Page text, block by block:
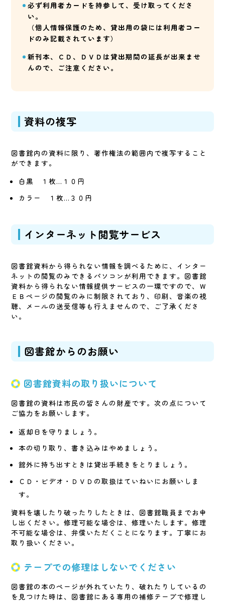
必ず利用者カードを持参して、受け取ってくださ
い。
（個人情報保護のため、貸出用の袋には利用者コー
ドのみ記載されています）
新刊本、ＣＤ、ＤＶＤは貸出期間の延長が出来ませ
んので、ご注意ください。
資料の複写
図書館内の資料に限り、著作権法の範囲内で複写すること
ができます。
白黒 １枚…１０円
カラー １枚…３０円
インターネット閲覧サービス
図書館資料から得られない情報を調べるために、インター
ネットの閲覧のみできるパソコンが利用できます。図書館
資料から得られない情報提供サービスの一環ですので、Ｗ
ＥＢページの閲覧のみに制限されており、印刷、音楽の視
聴、メールの送受信等も行えませんので、ご了承くださ
い。
図書館からのお願い
図書館資料の取り扱いについて
図書館の資料は市民の皆さんの財産です。次の点について
ご協力をお願いします。
返却日を守りましょう。
本の切り取り、書き込みはやめましょう。
館外に持ち出すときは貸出手続きをとりましょう。
ＣＤ・ビデオ・ＤＶＤの取扱はていねいにお願いしま
す。
資料を壊したり破ったりしたときは、図書館職員までお申
し出ください。修理可能な場合は、修理いたします。修理
不可能な場合は、弁償いただくことになります。丁寧にお
取り扱いください。
テープでの修理はしないでください
図書館の本のページが外れていたり、破れたりしているの
を見つけた時は、図書館にある専用の補修テープで修理し